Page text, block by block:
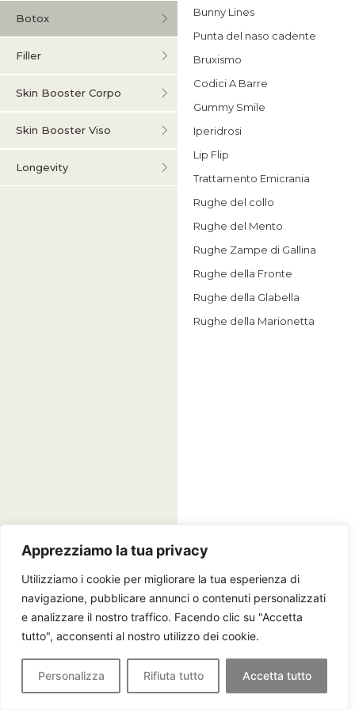
Apprezziamo la tua privacy
Utilizziamo i cookie per migliorare la tua esperienza di
navigazione, pubblicare annunci o contenuti personalizzati
e analizzare il nostro traffico. Facendo clic su "Accetta
tutto", acconsenti al nostro utilizzo dei cookie.
Personalizza Rifiuta tutto Accetta tutto
Botox
Filler
Skin Booster Corpo
Skin Booster Viso
Longevity
Bunny Lines
Punta del naso cadente
Bruxismo
Codici A Barre
Gummy Smile
Iperidrosi
Lip Flip
Trattamento Emicrania
Rughe del collo
Rughe del Mento
Rughe Zampe di Gallina
Rughe della Fronte
Rughe della Glabella
Rughe della Marionetta